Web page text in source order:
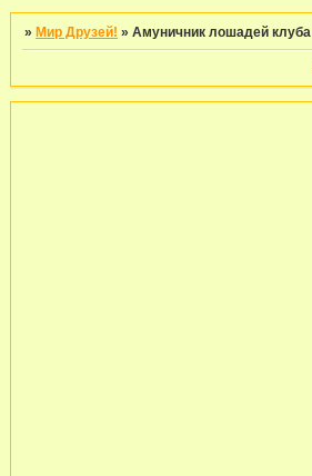
»Мир Друзей! »Амуничник лошадей клуба